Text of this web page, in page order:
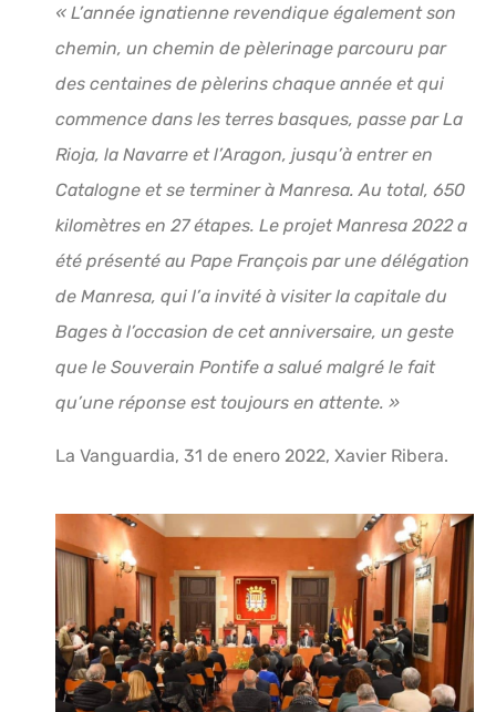
« L’année ignatienne revendique également son
chemin, un chemin de pèlerinage parcouru par
des centaines de pèlerins chaque année et qui
commence dans les terres basques, passe par La
Rioja, la Navarre et l’Aragon, jusqu’à entrer en
Catalogne et se terminer à Manresa. Au total, 650
kilomètres en 27 étapes. Le projet Manresa 2022 a
été présenté au Pape François par une délégation
de Manresa, qui l’a invité à visiter la capitale du
Bages à l’occasion de cet anniversaire, un geste
que le Souverain Pontife a salué malgré le fait
qu’une réponse est toujours en attente. »
La Vanguardia, 31 de enero 2022, Xavier Ribera.